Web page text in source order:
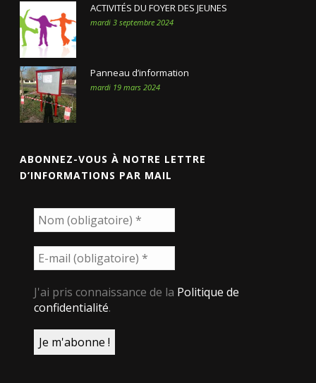
ACTIVITÉS DU FOYER DES JEUNES
mardi 3 septembre 2024
Panneau d’information
mardi 19 mars 2024
ABONNEZ-VOUS À NOTRE LETTRE
D’INFORMATIONS PAR MAIL
J'ai pris connaissance de la Politique de
confidentialité.